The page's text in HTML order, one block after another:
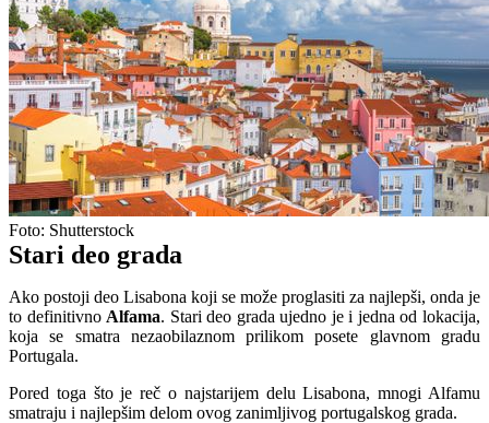
Foto: Shutterstock
Stari deo grada
Ako postoji deo Lisabona koji se može proglasiti za najlepši, onda je
to definitivno Alfama. Stari deo grada ujedno je i jedna od lokacija,
koja se smatra nezaobilaznom prilikom posete glavnom gradu
Portugala.
Pored toga što je reč o najstarijem delu Lisabona, mnogi Alfamu
smatraju i najlepšim delom ovog zanimljivog portugalskog grada.